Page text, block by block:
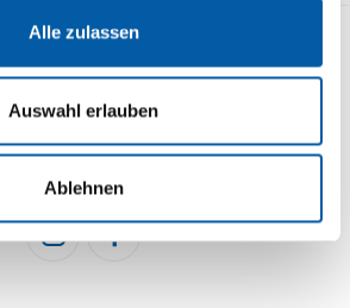
Alle zulassen
Auswahl erlauben
Ablehnen
STRECKENÜBERSICHT
DATENSCHUTZ
NEWSLETTER